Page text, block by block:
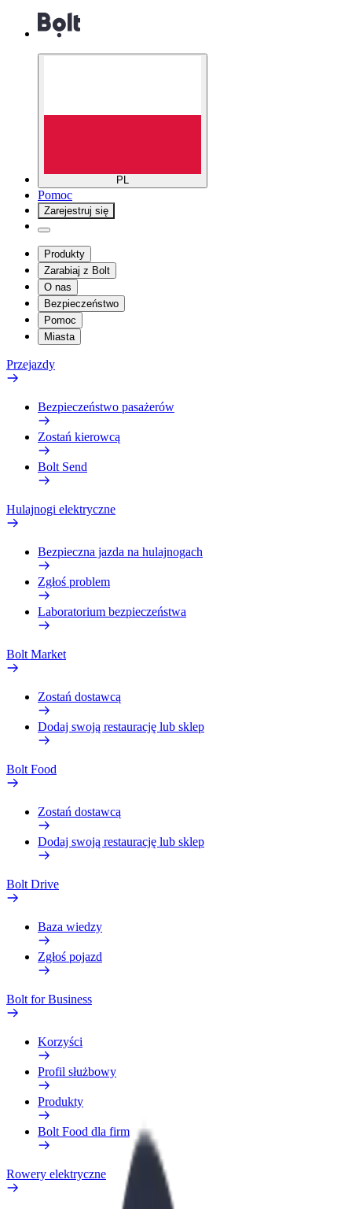
PL
Pomoc
Zarejestruj się
Produkty
Zarabiaj z Bolt
O nas
Bezpieczeństwo
Pomoc
Miasta
Przejazdy
Bezpieczeństwo pasażerów
Zostań kierowcą
Bolt Send
Hulajnogi elektryczne
Bezpieczna jazda na hulajnogach
Zgłoś problem
Laboratorium bezpieczeństwa
Bolt Market
Zostań dostawcą
Dodaj swoją restaurację lub sklep
Bolt Food
Zostań dostawcą
Dodaj swoją restaurację lub sklep
Bolt Drive
Baza wiedzy
Zgłoś pojazd
Bolt for Business
Korzyści
Profil służbowy
Produkty
Bolt Food dla firm
Rowery elektryczne